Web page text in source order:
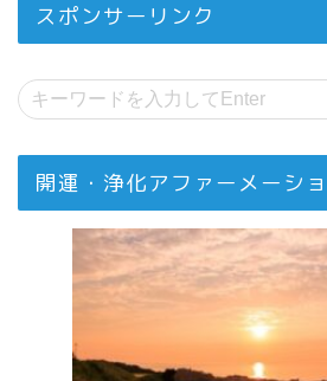
スポンサーリンク
開運・浄化アファーメーシ